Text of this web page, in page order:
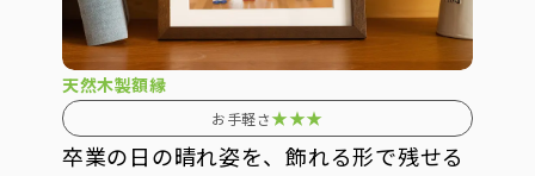
天然木製額縁
お手軽さ★★★
卒業の日の晴れ姿を、飾れる形で残せる